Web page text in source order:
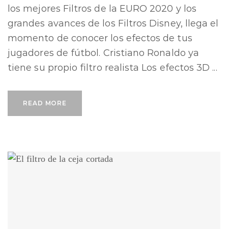
los mejores Filtros de la EURO 2020 y los
grandes avances de los Filtros Disney, llega el
momento de conocer los efectos de tus
jugadores de fútbol. Cristiano Ronaldo ya
tiene su propio filtro realista Los efectos 3D ...
READ MORE